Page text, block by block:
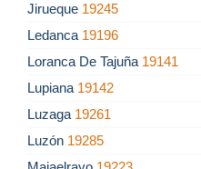
Jirueque 19245
Ledanca 19196
Loranca De Tajuña 19141
Lupiana 19142
Luzaga 19261
Luzón 19285